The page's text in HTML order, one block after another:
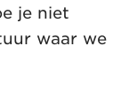
je niet
waar we